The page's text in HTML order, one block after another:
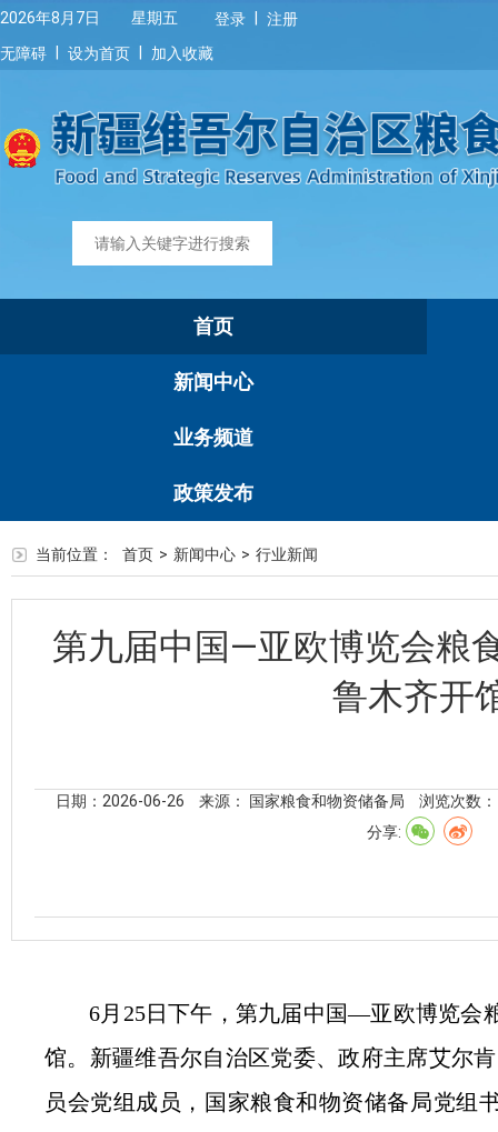
2026年8月7日 星期五 登录
注册
无障碍
设为首页 加入收藏
首页
新闻中心
业务频道
政策发布
当前位置： 首页 > 新闻中心 > 行业新闻
第九届中国—亚欧博览会粮
鲁木齐开
日期：2026-06-26 来源： 国家粮食和物资储备局 浏览次数：
分享:
6月25日下午，第九届中国—亚欧博览会
馆。 新疆维吾尔自治区党委、政府主席艾尔
员会党组成员，国家粮食和物资储备局党组